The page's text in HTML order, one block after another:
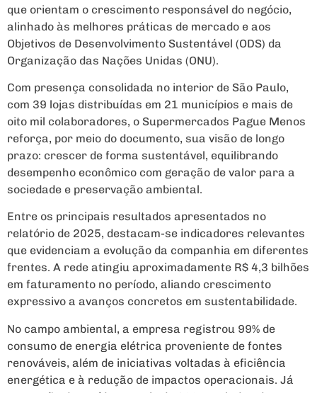
que orientam o crescimento responsável do negócio,
alinhado às melhores práticas de mercado e aos
Objetivos de Desenvolvimento Sustentável (ODS) da
Organização das Nações Unidas (ONU).
Com presença consolidada no interior de São Paulo,
com 39 lojas distribuídas em 21 municípios e mais de
oito mil colaboradores, o Supermercados Pague Menos
reforça, por meio do documento, sua visão de longo
prazo: crescer de forma sustentável, equilibrando
desempenho econômico com geração de valor para a
sociedade e preservação ambiental.
Entre os principais resultados apresentados no
relatório de 2025, destacam-se indicadores relevantes
que evidenciam a evolução da companhia em diferentes
frentes. A rede atingiu aproximadamente R$ 4,3 bilhões
em faturamento no período, aliando crescimento
expressivo a avanços concretos em sustentabilidade.
No campo ambiental, a empresa registrou 99% de
consumo de energia elétrica proveniente de fontes
renováveis, além de iniciativas voltadas à eficiência
energética e à redução de impactos operacionais. Já